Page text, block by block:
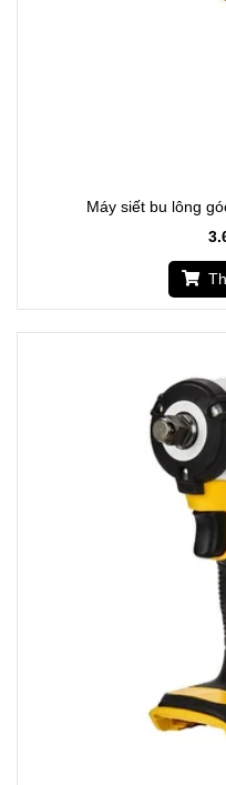
Máy siết bu lông